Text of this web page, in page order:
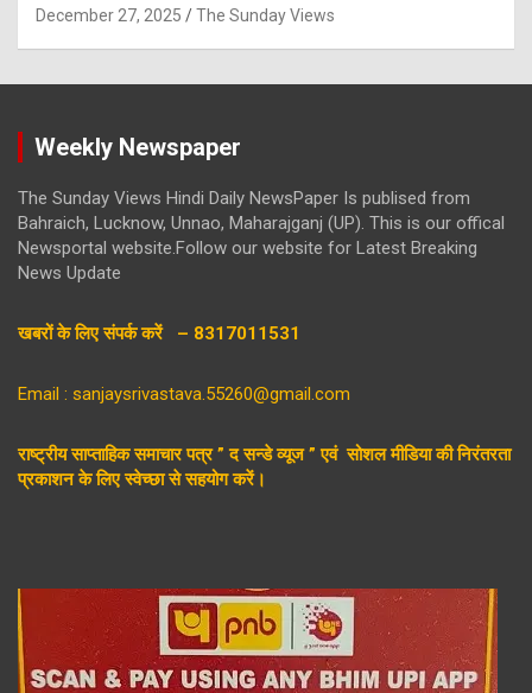
December 27, 2025 The Sunday Views
Weekly Newspaper
The Sunday Views Hindi Daily NewsPaper Is publised from
Bahraich, Lucknow, Unnao, Maharajganj (UP). This is our offical
Newsportal website.Follow our website for Latest Breaking
News Update
खबरों के लिए संपर्क करें – 8317011531
Email : sanjaysrivastava.55260@gmail.com
राष्ट्रीय साप्ताहिक समाचार पत्र ” द सन्डे व्यूज ” एवं सोशल मीडिया की निरंतरता
प्रकाशन के लिए स्वेच्छा से सहयोग करें।